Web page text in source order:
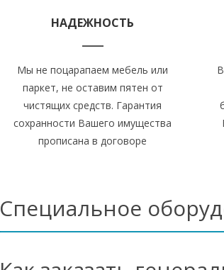
НАДЕЖНОСТЬ
Мы не поцарапаем мебель или
паркет, не оставим пятен от
чистящих средств. Гарантия
сохранности Вашего имущества
прописана в договоре
Специальное